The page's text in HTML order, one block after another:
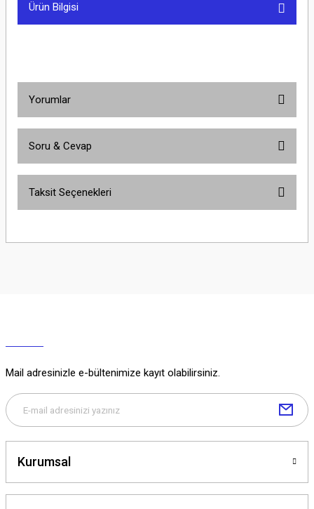
Ürün Bilgisi
Yorumlar
Soru & Cevap
Soru Sor
Taksit Seçenekleri
Mail adresinizle e-bültenimize kayıt olabilirsiniz.
Kurumsal